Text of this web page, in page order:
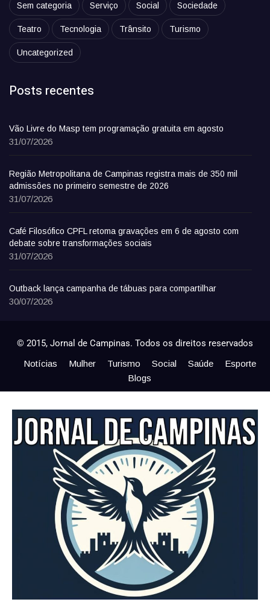
Sem categoria Serviço Social Sociedade
Teatro Tecnologia Trânsito Turismo
Uncategorized
Posts recentes
Vão Livre do Masp tem programação gratuita em agosto
31/07/2026
Região Metropolitana de Campinas registra mais de 350 mil
admissões no primeiro semestre de 2026
31/07/2026
Café Filosófico CPFL retoma gravações em 6 de agosto com
debate sobre transformações sociais
31/07/2026
Outback lança campanha de tábuas para compartilhar
30/07/2026
© 2015, Jornal de Campinas. Todos os direitos reservados
Notícias Mulher Turismo Social Saúde
Esporte
Blogs